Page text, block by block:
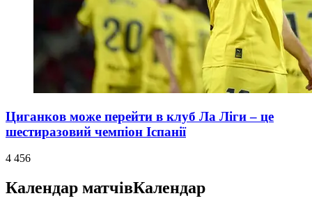
Циганков може перейти в клуб Ла Ліги – це
шестиразовий чемпіон Іспанії
4 456
Календар матчівКалендар